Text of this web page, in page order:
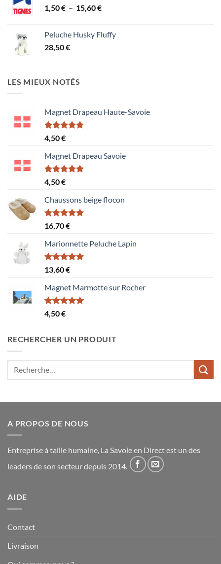
1,50€ – 15,60€Plage
1,50 €
Peluche Husky Fluffy
28,50€
LES MIEUX NOTÉS
Magnet Drapeau Haute-Savoie
Note5.00
sur 5
4,50€
Magnet Drapeau Savoie
Note5.00
sur 5
4,50€
Chaussons beige flocon
Note5.00
sur 5
16,70€
Marionnette Peluche Lapin
Note5.00
sur 5
13,60€
Magnet Marmotte sur Rocher
Note5.00
sur 5
4,50€
RECHERCHER UN PRODUIT
A PROPOS DE NOUS
Entreprise à taille humaine, La Savoie en Direct est un des
leaders de son secteur depuis 2014.
AIDE
Contact
Livraison